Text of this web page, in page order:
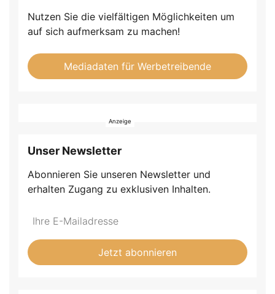
Nutzen Sie die vielfältigen Möglichkeiten um
auf sich aufmerksam zu machen!
Mediadaten für Werbetreibende
Unser Newsletter
Abonnieren Sie unseren Newsletter und
erhalten Zugang zu exklusiven Inhalten.
Do
fill
this
*Ihre
Mailadresse:
Jetzt abonnieren